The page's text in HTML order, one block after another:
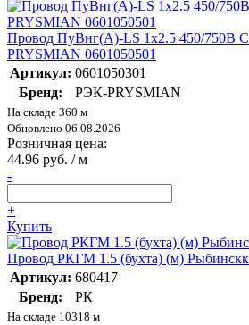
Провод ПуВнг(А)-LS 1х2.5 450/750В
PRYSMIAN 0601050501
Артикул: 0601050301
Бренд:
РЭК-PRYSMIAN
На складе 360 м
Обновлено 06.08.2026
Розничная цена:
44.96 руб. / м
-
+
Купить
Провод РКГМ 1.5 (бухта) (м)
Артикул: 680417
Бренд:
РК
На складе 10318 м